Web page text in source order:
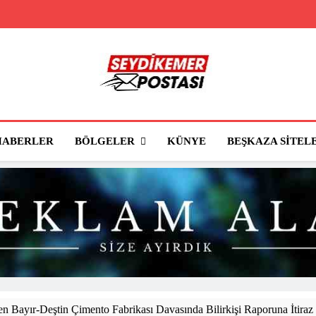
Seydikemer
BÖLGELER KÜNYE BEŞKAZA
Bayır-Deştin Çimento Fabrikası Davasında Bilirkişi Raporuna İtiraz